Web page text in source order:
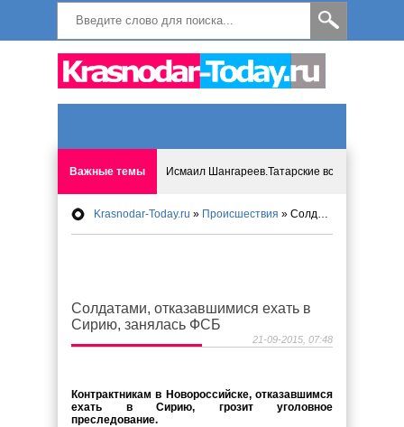
Важные темы Исмаил Шангареев.Татарские встречи на
Программа «Мир без слёз» впервые в Анапе:
Исмагил Шангареев. В поисках внутренней
Krasnodar-Today.ru » Происшествия » Солдатами, отказавшимися ехать в Сирию, занялась ФСБ
Солдатами, отказавшимися ехать в
Сирию, занялась ФСБ
21-09-2015, 07:48
Контрактникам в Новороссийске, отказавшимся
ехать в Сирию, грозит уголовное
преследование.